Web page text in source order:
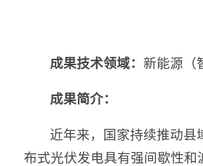
成果技术领域： 新能源（
成果简介：
近年来，国家持续推动县
布式光伏发电具有强间歇性